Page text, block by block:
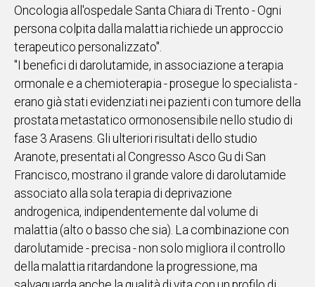
Oncologia all'ospedale Santa Chiara di Trento - Ogni
persona colpita dalla malattia richiede un approccio
terapeutico personalizzato".
"I benefici di darolutamide, in associazione a terapia
ormonale e a chemioterapia - prosegue lo specialista -
erano già stati evidenziati nei pazienti con tumore della
prostata metastatico ormonosensibile nello studio di
fase 3 Arasens. Gli ulteriori risultati dello studio
Aranote, presentati al Congresso Asco Gu di San
Francisco, mostrano il grande valore di darolutamide
associato alla sola terapia di deprivazione
androgenica, indipendentemente dal volume di
malattia (alto o basso che sia). La combinazione con
darolutamide - precisa - non solo migliora il controllo
della malattia ritardandone la progressione, ma